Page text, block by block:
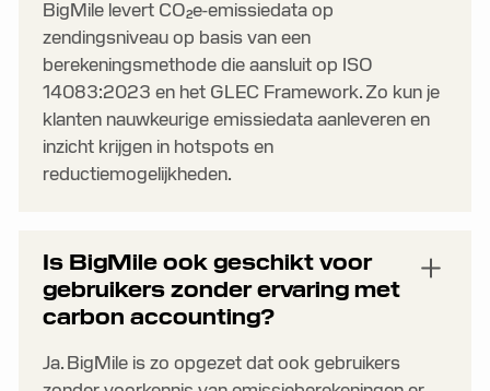
BigMile levert CO₂e-emissiedata op
zendingsniveau op basis van een
berekeningsmethode die aansluit op ISO
14083:2023 en het GLEC Framework. Zo kun je
klanten nauwkeurige emissiedata aanleveren en
inzicht krijgen in hotspots en
reductiemogelijkheden.
Is BigMile ook geschikt voor
gebruikers zonder ervaring met
carbon accounting?
Ja. BigMile is zo opgezet dat ook gebruikers